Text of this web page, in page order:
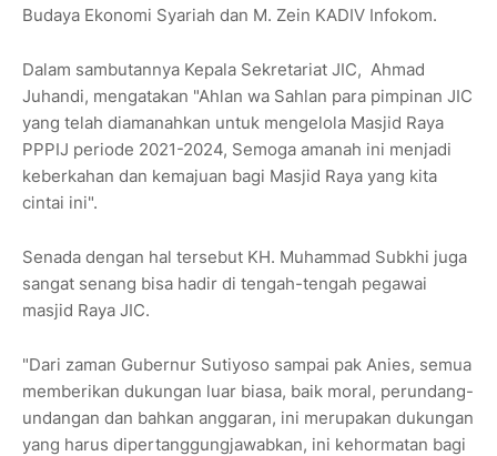
Budaya Ekonomi Syariah dan M. Zein KADIV Infokom.
Dalam sambutannya Kepala Sekretariat JIC, Ahmad
Juhandi, mengatakan "Ahlan wa Sahlan para pimpinan JIC
yang telah diamanahkan untuk mengelola Masjid Raya
PPPIJ periode 2021-2024, Semoga amanah ini menjadi
keberkahan dan kemajuan bagi Masjid Raya yang kita
cintai ini".
Senada dengan hal tersebut KH. Muhammad Subkhi juga
sangat senang bisa hadir di tengah-tengah pegawai
masjid Raya JIC.
"Dari zaman Gubernur Sutiyoso sampai pak Anies, semua
memberikan dukungan luar biasa, baik moral, perundang-
undangan dan bahkan anggaran, ini merupakan dukungan
yang harus dipertanggungjawabkan, ini kehormatan bagi